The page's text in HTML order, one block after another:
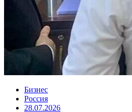
Бизнес
Россия
28.07.2026